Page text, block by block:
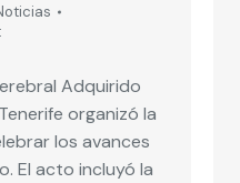
Adquirido
organizó la
los avances
El acto incluyó la